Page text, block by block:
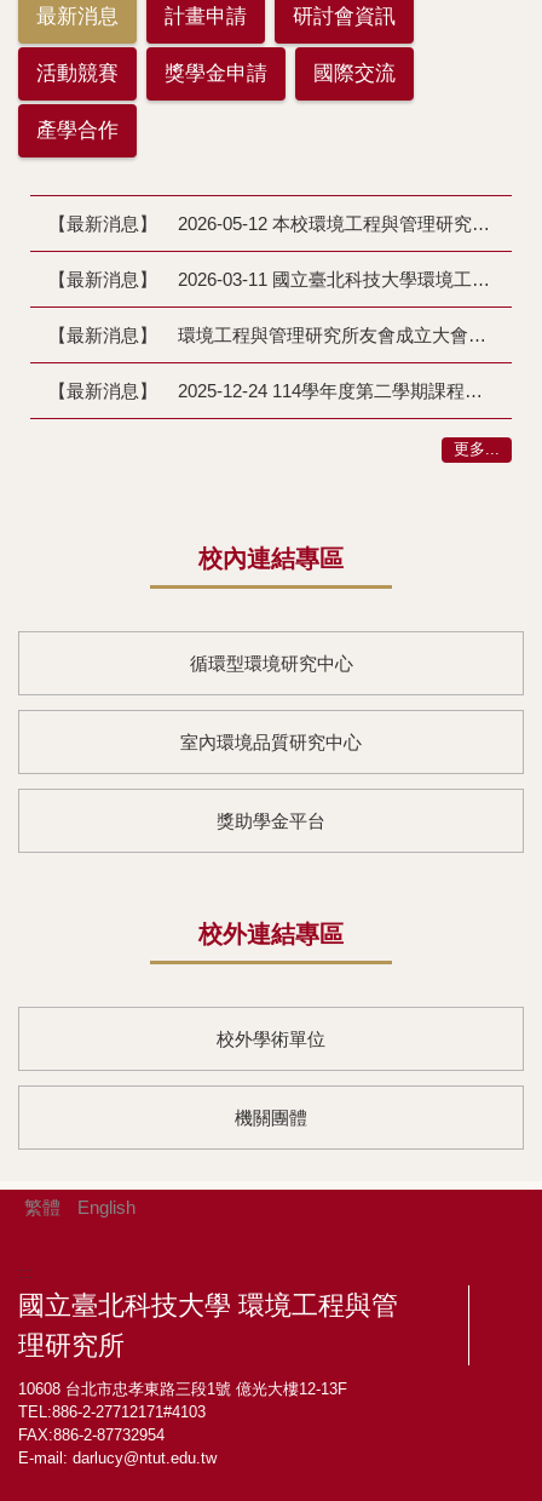
最新消息 計畫申請 研討會資訊
活動競賽 獎學金申請 國際交流
產學合作
【最新消息】 2026-05-12 本校環境工程與管理研究所115學年度第2學期徵聘助理教授以上專任教師2名(收件截止日期：115年5月31日)
【最新消息】 2026-03-11 國立臺北科技大學環境工程與管理研究所誠徵所長公告(收件截止日期：115年4月2日。)
【最新消息】 環境工程與管理研究所友會成立大會暨第一次會員大會
【最新消息】 2025-12-24 114學年度第二學期課程異動通知(12/24更新)
更多...
校內連結專區
循環型環境研究中心
室內環境品質研究中心
獎助學金平台
校外連結專區
校外學術單位
機關團體
繁體 English
:::
國立臺北科技大學 環境工程與管
理研究所
10608 台北市忠孝東路三段1號 億光大樓12-13F
TEL:886-2-27712171#4103
FAX:886-2-87732954
E-mail: darlucy@ntut.edu.tw